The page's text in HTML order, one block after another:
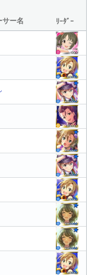
サー名 ﾘｰﾀﾞｰ